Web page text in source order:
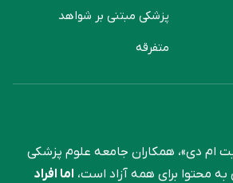
پزشکی مبتنی بر شواهد
متفرقه
ام دی»، همکاران جامعه علوم ‌پزشکی
محتوا برای همه آزاد است، اما افراد